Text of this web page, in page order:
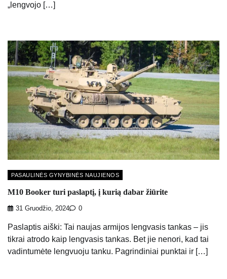
„lengvojo […]
PASAULINĖS GYNYBINĖS NAUJIENOS
M10 Booker turi paslaptį, į kurią dabar žiūrite
31 Gruodžio, 2024 0
Paslaptis aiški: Tai naujas armijos lengvasis tankas – jis
tikrai atrodo kaip lengvasis tankas. Bet jie nenori, kad tai
vadintumėte lengvuoju tanku. Pagrindiniai punktai ir […]